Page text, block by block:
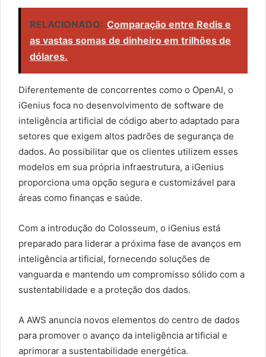
RELACIONADO: Comparação entre Redis e
as vastas somas de dinheiro em trilhões de
dólares.
Diferentemente de concorrentes como o OpenAI, o
iGenius foca no desenvolvimento de software de
inteligência artificial de código aberto adaptado para
setores que exigem altos padrões de segurança de
dados. Ao possibilitar que os clientes utilizem esses
modelos em sua própria infraestrutura, a iGenius
proporciona uma opção segura e customizável para
áreas como finanças e saúde.
Com a introdução do Colosseum, o iGenius está
preparado para liderar a próxima fase de avanços em
inteligência artificial, fornecendo soluções de
vanguarda e mantendo um compromisso sólido com a
sustentabilidade e a proteção dos dados.
A AWS anuncia novos elementos do centro de dados
para promover o avanço da inteligência artificial e
aprimorar a sustentabilidade energética.